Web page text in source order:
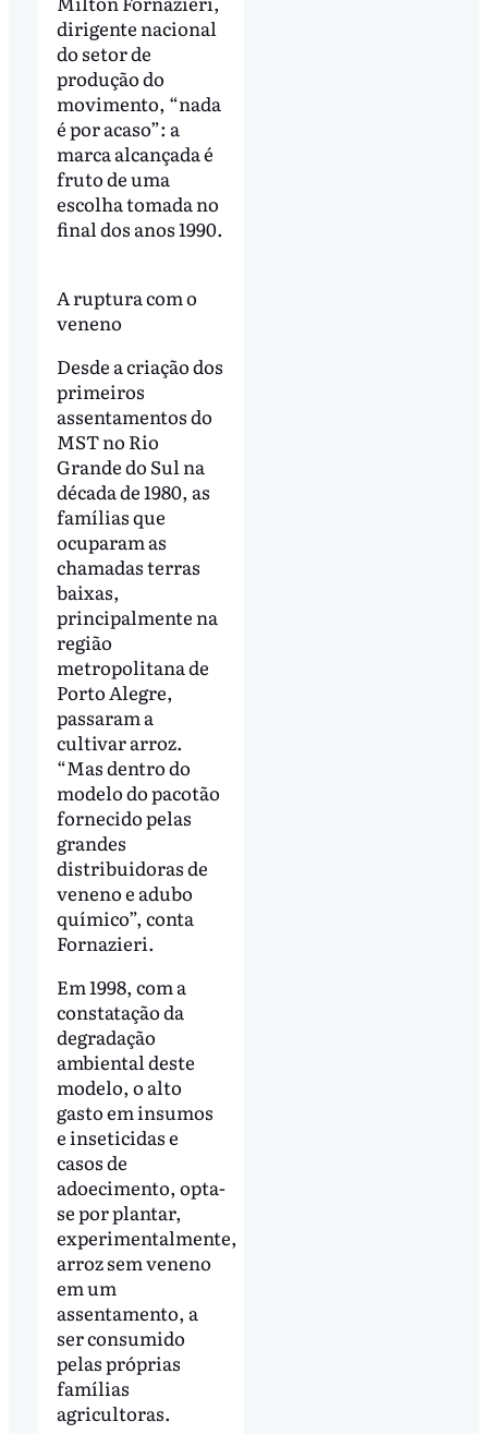
dirigente nacional
do setor de
produção do
movimento, “nada
é por acaso”: a
marca alcançada é
fruto de uma
escolha tomada no
final dos anos 1990.
A ruptura com o
veneno
Desde a criação dos
primeiros
assentamentos do
MST no Rio
Grande do Sul na
década de 1980, as
famílias que
ocuparam as
chamadas terras
baixas,
principalmente na
região
metropolitana de
Porto Alegre,
passaram a
cultivar arroz.
“Mas dentro do
modelo do pacotão
fornecido pelas
grandes
distribuidoras de
veneno e adubo
químico”, conta
Fornazieri.
Em 1998, com a
constatação da
degradação
ambiental deste
modelo, o alto
gasto em insumos
e inseticidas e
casos de
adoecimento, opta-
se por plantar,
experimentalmente,
arroz sem veneno
em um
assentamento, a
ser consumido
pelas próprias
famílias
agricultoras.